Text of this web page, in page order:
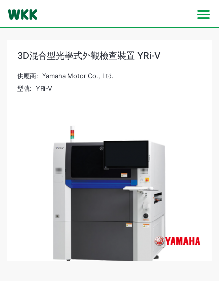
3D混合型光學式外觀檢查裝置 YRi-V
供應商: Yamaha Motor Co., Ltd.
型號: YRi-V